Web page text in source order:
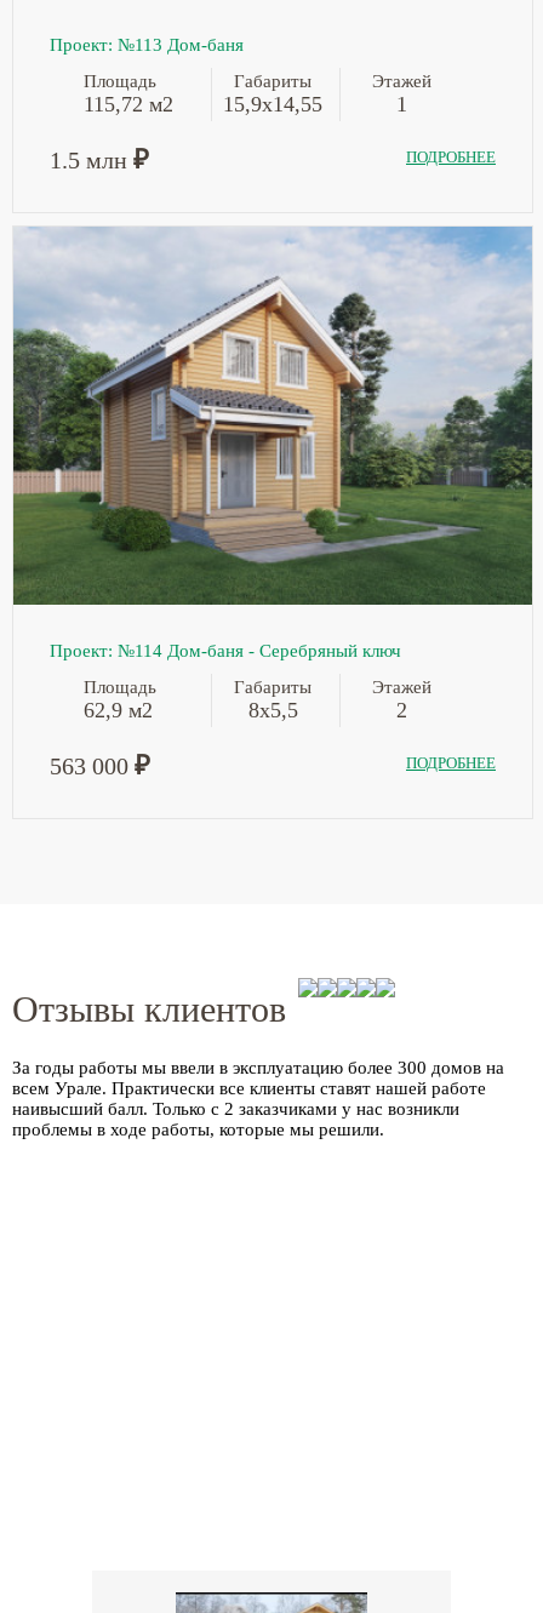
Проект: №113 Дом-баня
Площадь
115,72 м2
Габариты
15,9х14,55
Этажей
1
1.5 млн ₽ ПОДРОБНЕЕ
Проект: №114 Дом-баня - Серебряный ключ
Площадь
62,9 м2
Габариты
8х5,5
Этажей
2
563 000 ₽ ПОДРОБНЕЕ
Отзывы клиентов
За годы работы мы ввели в эксплуатацию более 300 домов на
всем Урале. Практически все клиенты ставят нашей работе
наивысший балл. Только с 2 заказчиками у нас возникли
проблемы в ходе работы, которые мы решили.